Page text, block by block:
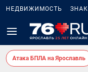
НЕДВИЖИМОСТЬ
Атака БПЛА на Ярославль